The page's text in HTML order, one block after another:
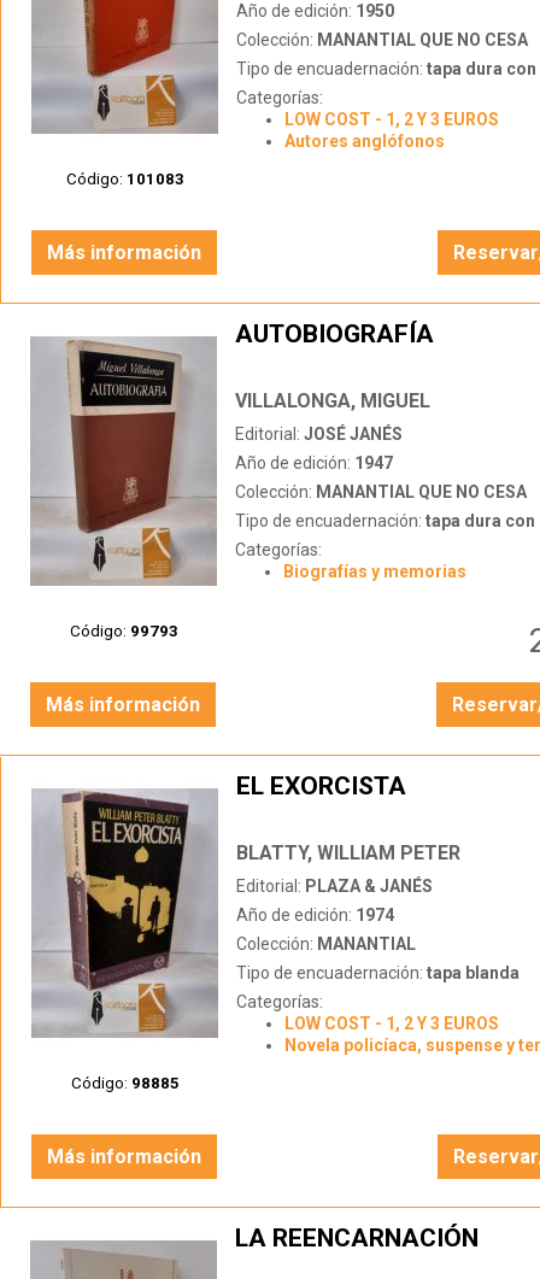
Código: 101083
Año de edición: 1950
Colección: MANANTIAL QUE NO CESA
Tipo de encuadernación: tapa dura con
Categorías:
LOW COST - 1, 2 Y 3 EUROS
Autores anglófonos
Más información
Código: 99793
AUTOBIOGRAFÍA
VILLALONGA, MIGUEL
Editorial: JOSÉ JANÉS
Año de edición: 1947
Colección: MANANTIAL QUE NO CESA
Tipo de encuadernación: tapa dura con
Categorías:
Biografías y memorias
Más información
Código: 98885
EL EXORCISTA
BLATTY, WILLIAM PETER
Editorial: PLAZA & JANÉS
Año de edición: 1974
Colección: MANANTIAL
Tipo de encuadernación: tapa blanda
Categorías:
LOW COST - 1, 2 Y 3 EUROS
Novela policíaca, suspense y
Más información
LA REENCARNACIÓN